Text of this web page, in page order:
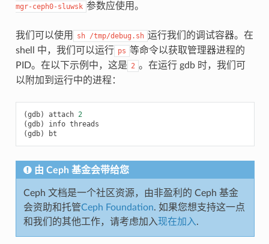
mgr-ceph0-sluwsk 参数应使用。
我们可以使用 sh /tmp/debug.sh 运行我们的调试容器。在
shell 中，我们可以运行 ps 等命令以获取管理器进程的
PID。在以下示例中，这是 2 。在运行 gdb 时，我们可
以附加到运行中的进程：
attach 2
info threads
bt
由 Ceph 基金会带给您
Ceph 文档是一个社区资源，由非盈利的 Ceph 基金
会资助和托管Ceph Foundation. 如果您想支持这一点
和我们的其他工作，请考虑加入现在加入.